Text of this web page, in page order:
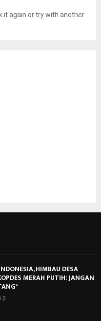
it again or try with another
HIMBAU DESA
MERAH PUTIH: JANGAN
0